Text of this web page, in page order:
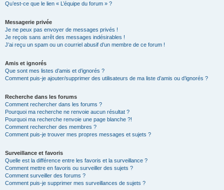
Qu’est-ce que le lien « L’équipe du forum » ?
Messagerie privée
Je ne peux pas envoyer de messages privés !
Je reçois sans arrêt des messages indésirables !
J’ai reçu un spam ou un courriel abusif d’un membre de ce forum !
Amis et ignorés
Que sont mes listes d’amis et d’ignorés ?
Comment puis-je ajouter/supprimer des utilisateurs de ma liste d’amis ou d’ignorés ?
Recherche dans les forums
Comment rechercher dans les forums ?
Pourquoi ma recherche ne renvoie aucun résultat ?
Pourquoi ma recherche renvoie une page blanche ?!
Comment rechercher des membres ?
Comment puis-je trouver mes propres messages et sujets ?
Surveillance et favoris
Quelle est la différence entre les favoris et la surveillance ?
Comment mettre en favoris ou surveiller des sujets ?
Comment surveiller des forums ?
Comment puis-je supprimer mes surveillances de sujets ?